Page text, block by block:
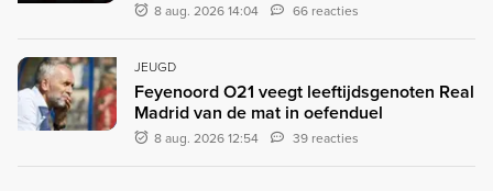
8 aug. 2026 14:04 66 reacties
JEUGD
Feyenoord O21 veegt leeftijdsgenoten Real
Madrid van de mat in oefenduel
8 aug. 2026 12:54 39 reacties